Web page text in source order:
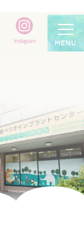
Instagram MENU